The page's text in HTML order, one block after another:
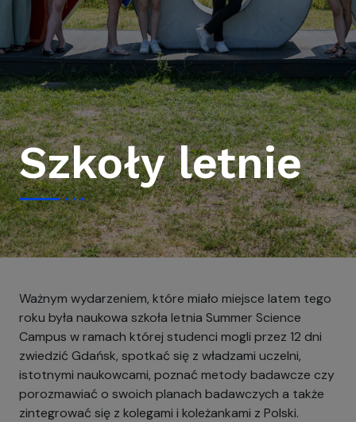
Szkoły letnie
Ważnym wydarzeniem, które miało miejsce latem tego
roku była naukowa szkoła letnia Summer Science
Campus w ramach której studenci mogli przez 12 dni
zwiedzić Gdańsk, spotkać się z władzami uczelni,
istotnymi naukowcami, poznać metody badawcze czy
porozmawiać o swoich planach badawczych a także
zintegrować się z kolegami i koleżankami z Polski.